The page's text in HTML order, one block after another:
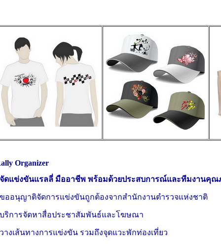
Organizer
ดแข่งขันแรลลี่ มืออาชีพ พร้อมด้วยประสบการณ์และทีมงานคุณ
ออนุญาติจัดการแข่งขันถูกต้องจากสำนักงานตำรวจแห่งชาติ
ริการจัดหาสื่อประชาสัมพันธ์และโฆษณา
างเส้นทางการแข่งขัน รวมถึงจุดแวะพักท่องเที่ยว